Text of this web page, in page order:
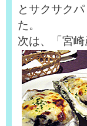
とサクサク
た。
次は、「宮崎